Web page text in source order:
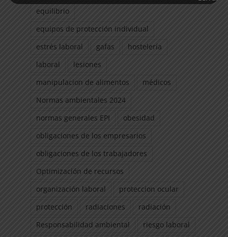
equilibrio
equipos de protección individual
estrés laboral
gafas
hostelería
laboral
lesiones
manipulacion de alimentos
médicos
Normas ambientales 2024
normas generales EPI
obesidad
obligaciones de los empresarios
obligaciones de los trabajadores
Optimización de recursos
organización laboral
proteccion ocular
protección
radiaciones
radiación
Responsabilidad ambiental
riesgo laboral